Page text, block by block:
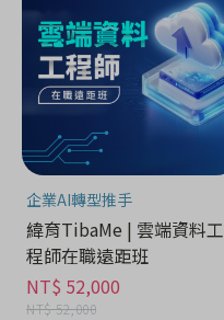
企業AI轉型推手
緯育TibaMe | 雲端資料工
程師在職遠距班
NT$ 52,000
NT$ 52,000